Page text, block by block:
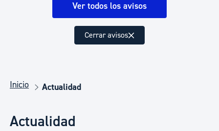
Ver todos los avisos
Cerrar avisos
Inicio Actualidad
Actualidad